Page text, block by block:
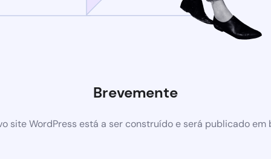
Brevemente
site WordPress está a ser construído e será publicado em